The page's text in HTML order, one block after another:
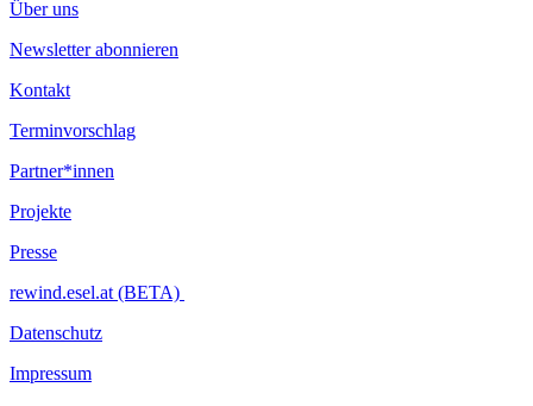
Eine Annäherung an “Techno” mittels des Mechanischen…
Weniger Detroit denn Marinetti?
PostModerner RetroFuturismus vielleicht?
Bird People
https://bird-people.bandcamp.com/
https://eiderdownrecords.bandcamp.com/?/bird-people-down-of
https://www.youtube.com/watch?v=M6am2qUCmWk
https://www.facebook.com/events/768578026631826/?
active_tab=about
...Mehr lesen
Über uns
Newsletter abonnieren
Kontakt
Terminvorschlag
Partner*innen
Projekte
Presse
rewind.esel.at (BETA)
Datenschutz
Impressum